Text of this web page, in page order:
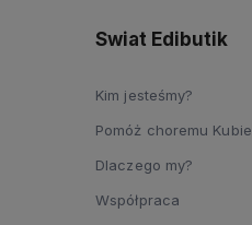
Swiat Edibutik
Kim jesteśmy?
Pomóż choremu Kubie
Dlaczego my?
Współpraca